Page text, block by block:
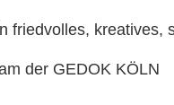
friedvolles, kreatives,
der GEDOK KÖLN